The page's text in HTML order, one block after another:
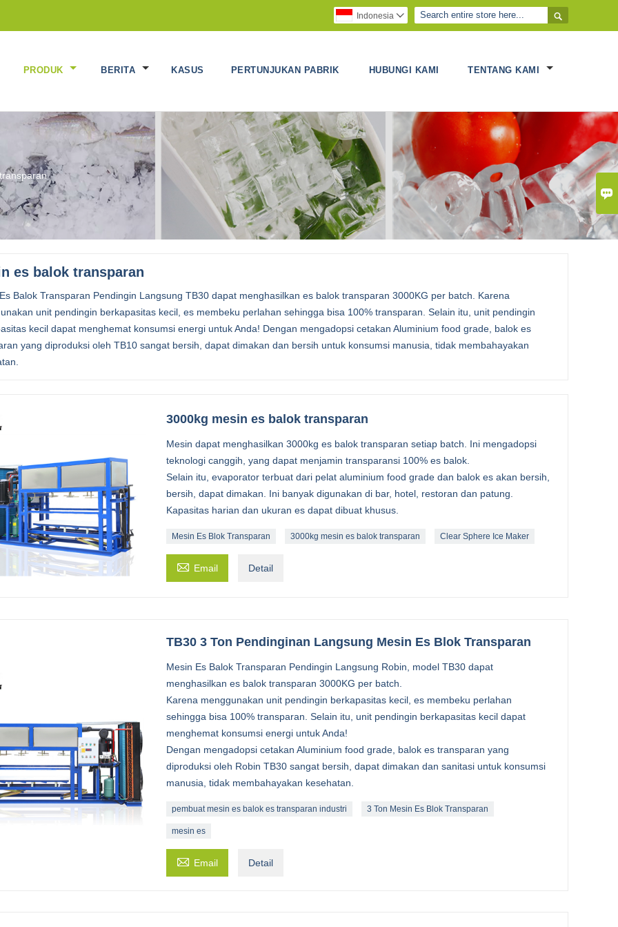


Indonesia 
PRODUK BERITA KASUS PERTUNJUKAN PABRIK HUBUNGI KAMI TENTANG KAMI
es balok transparan
Balok Transparan Pendingin Langsung TB30 dapat menghasilkan es balok transparan 3000KG per batch. Karena
unit pendingin berkapasitas kecil, es membeku perlahan sehingga bisa 100% transparan. Selain itu, unit pendingin
kecil dapat menghemat konsumsi energi untuk Anda! Dengan mengadopsi cetakan Aluminium food grade, balok es
yang diproduksi oleh TB10 sangat bersih, dapat dimakan dan bersih untuk konsumsi manusia, tidak membahayakan
3000kg mesin es balok transparan
Mesin dapat menghasilkan 3000kg es balok transparan setiap batch. Ini mengadopsi
teknologi canggih, yang dapat menjamin transparansi 100% es balok.
Selain itu, evaporator terbuat dari pelat aluminium food grade dan balok es akan bersih,
bersih, dapat dimakan. Ini banyak digunakan di bar, hotel, restoran dan patung.
Kapasitas harian dan ukuran es dapat dibuat khusus.
Mesin Es Blok Transparan 3000kg mesin es balok transparan Clear Sphere Ice Maker
 Email Detail
TB30 3 Ton Pendinginan Langsung Mesin Es Blok Transparan
Mesin Es Balok Transparan Pendingin Langsung Robin, model TB30 dapat
menghasilkan es balok transparan 3000KG per batch.
Karena menggunakan unit pendingin berkapasitas kecil, es membeku perlahan
sehingga bisa 100% transparan. Selain itu, unit pendingin berkapasitas kecil dapat
menghemat konsumsi energi untuk Anda!
Dengan mengadopsi cetakan Aluminium food grade, balok es transparan yang
diproduksi oleh Robin TB30 sangat bersih, dapat dimakan dan sanitasi untuk konsumsi
manusia, tidak membahayakan kesehatan.
pembuat mesin es balok es transparan industri 3 Ton Mesin Es Blok Transparan
mesin es
 Email Detail